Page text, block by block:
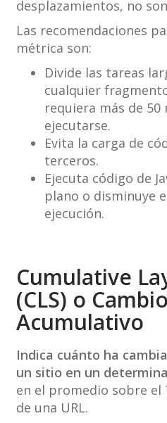
desplazamientos, no
Las recomendaciones
métrica son:
Divide las tareas
cualquier
requiera más de
ejecutarse.
Evita la carga de
terceros.
Ejecuta código de
plano o disminuye
ejecución.
Cumulative
(CLS) o
Acumulativo
Indica cuánto ha
un sitio en un
en el promedio sobre el
de una URL.